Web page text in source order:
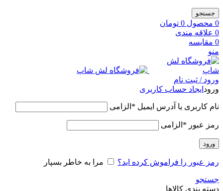
جستجو
0 محصول 0 تومان
0 علاقه مندی
0 مقایسه
منو
ورود / ثبت نام
ورود ایجاد حساب کاربری
نام کاربری یا آدرس ایمیل * الزامی
رمز عبور * الزامی
ورود
رمز عبور را فراموش کرده اید؟ مرا به خاطر بسپار
جستجو
دسته بندی کالاها